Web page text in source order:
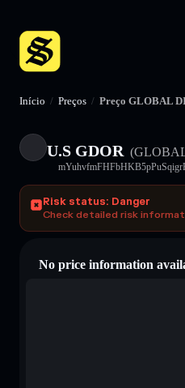
Início / Preços / Preço GLOBAL
U.S GDOR
Risk status: Danger
Check detailed risk
No price information